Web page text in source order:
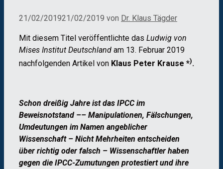
21/02/201921/02/2019 von Dr. Klaus Tägder
Mit diesem Titel veröffentlichte das Ludwig von
Mises Institut Deutschland am 13. Februar 2019
nachfolgenden Artikel von Klaus Peter Krause *).
Schon dreißig Jahre ist das IPCC im
Beweisnotstand –– Manipulationen, Fälschungen,
Umdeutungen im Namen angeblicher
Wissenschaft – Nicht Mehrheiten entscheiden
über richtig oder falsch – Wissenschaftler haben
gegen die IPCC-Zumutungen protestiert und ihre